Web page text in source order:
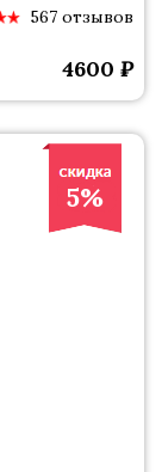
567 отзывов
4600 ₽
5%